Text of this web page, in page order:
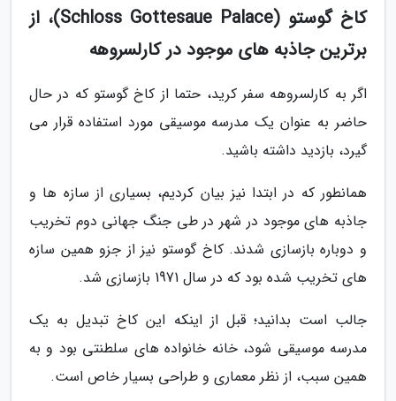
کاخ گوستو (Schloss Gottesaue Palace)، از
برترین جاذبه های موجود در کارلسروهه
اگر به کارلسروهه سفر کرید، حتما از کاخ گوستو که در حال
حاضر به عنوان یک مدرسه موسیقی مورد استفاده قرار می
گیرد، بازدید داشته باشید.
همانطور که در ابتدا نیز بیان کردیم، بسیاری از سازه ها و
جاذبه های موجود در شهر در طی جنگ جهانی دوم تخریب
و دوباره بازسازی شدند. کاخ گوستو نیز از جزو همین سازه
های تخریب شده بود که در سال 1971 بازسازی شد.
جالب است بدانید؛ قبل از اینکه این کاخ تبدیل به یک
مدرسه موسیقی شود، خانه خانواده های سلطنتی بود و به
همین سبب، از نظر معماری و طراحی بسیار خاص است.